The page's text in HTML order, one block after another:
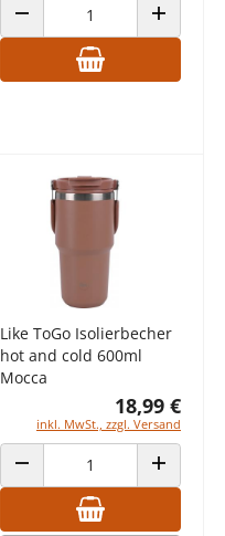
ANZAHL VERRINGERN ANZAHL
Like ToGo Isolierbecher
hot and cold 600ml
Mocca
18,99 €
inkl. MwSt., zzgl. Versand
ANZAHL VERRINGERN ANZAHL